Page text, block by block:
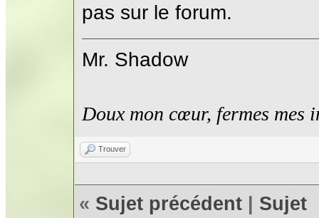
pas sur le forum.
Mr. Shadow
Doux mon cœur, fermes mes
Trouver
« Sujet précédent | Sujet